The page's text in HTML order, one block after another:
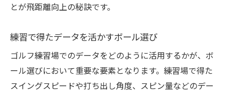
とが飛距離向上の秘訣です。
練習で得たデータを活かすボール選び
ゴルフ練習場でのデータをどのように活用するかが、ボ
ール選びにおいて重要な要素となります。練習場で得た
スイングスピードや打ち出し角度、スピン量などのデー